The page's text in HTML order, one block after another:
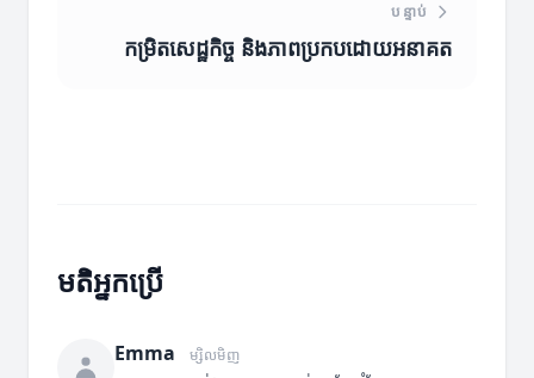
បន្ទាប់
កម្រិតសេដ្ឋកិច្ច និងភាពប្រកបដោយអនាគត
មតិអ្នកប្រើ
Emma ម្សិលមិញ